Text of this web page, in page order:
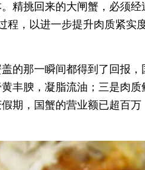
精挑回来的大闸蟹，必须
，以进一步提升肉质紧实
的那一瞬间都得到了回报
丰腴，凝脂流油；三是肉
期，国蟹的营业额已超百